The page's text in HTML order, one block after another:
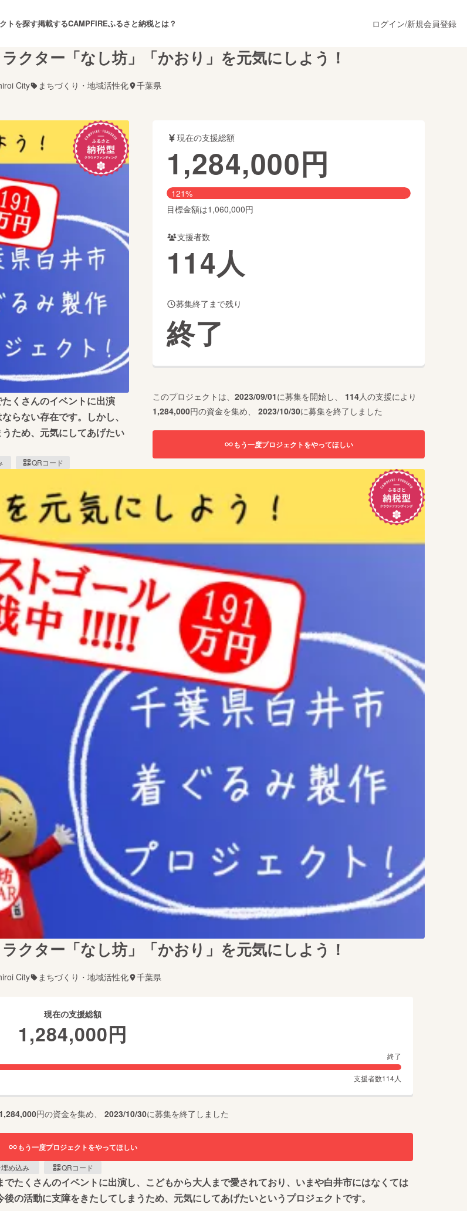
トを探す
舞台・パフォーマンス
ス開発 フード・飲食店 ファッション
ビューティー・ヘルスケア
for Social GoodCAMPFIRE Creation
掲載するCAMPFIREふるさと納税とは？ ログイン/新規会員登録
クター「なし坊」「かおり」を元気にしよう！
City まちづくり・地域活性化 千葉県
くさんのイベントに出演
らない存在です。しかし、
ため、元気にしてあげたい
QRコード
現在の支援総額
1,284,000円
121%
目標金額は1,060,000円
支援者数
114人
募集終了まで残り
終了
このプロジェクトは、 2023/09/01に募集を開始し、 114人の支援により
1,284,000円の資金を集め、 2023/10/30に募集を終了しました
もう一度プロジェクトをやってほしい
クター「なし坊」「かおり」を元気にしよう！
City まちづくり・地域活性化 千葉県
現在の支援総額
1,284,000円
終了
支援者数114人
1,284,000円の資金を集め、 2023/10/30に募集を終了しました
もう一度プロジェクトをやってほしい
埋め込み QRコード
たくさんのイベントに出演し、こどもから大人まで愛されており、いまや白井市にはなくては
の活動に支障をきたしてしまうため、元気にしてあげたいというプロジェクトです。